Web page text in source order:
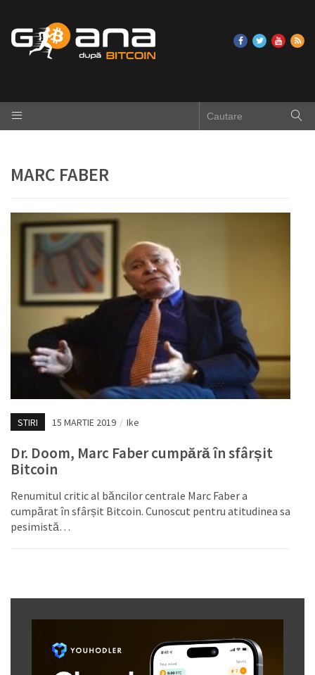
MARC FABER
STIRI 15 MARTIE 2019 / Ike
Dr. Doom, Marc Faber cumpără în sfârșit
Bitcoin
Renumitul critic al băncilor centrale Marc Faber a
cumpărat în sfârșit Bitcoin. Cunoscut pentru atitudinea sa
pesimistă…